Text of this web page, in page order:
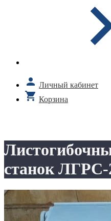
Личный кабинет
Корзина
станок ЛГРС-